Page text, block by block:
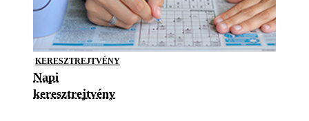
KERESZTREJTVÉNY
Napi
keresztrejtvény